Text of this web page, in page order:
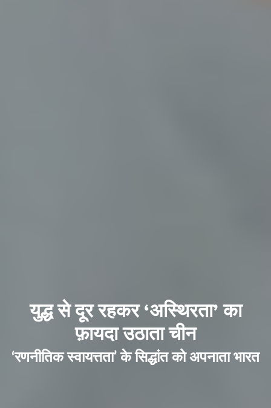
युद्ध से दूर रहकर ‘अस्थिरता’ का
फ़ायदा उठाता चीन
‘रणनीतिक स्वायत्तता’ के सिद्धांत को अपनाता भारत